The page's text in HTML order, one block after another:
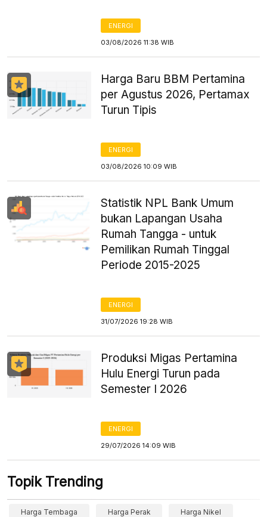
ENERGI
03/08/2026 11:38 WIB
Harga Baru BBM Pertamina
per Agustus 2026, Pertamax
Turun Tipis
ENERGI
03/08/2026 10:09 WIB
Statistik NPL Bank Umum
bukan Lapangan Usaha
Rumah Tangga - untuk
Pemilikan Rumah Tinggal
Periode 2015-2025
ENERGI
31/07/2026 19:28 WIB
Produksi Migas Pertamina
Hulu Energi Turun pada
Semester I 2026
ENERGI
29/07/2026 14:09 WIB
Topik Trending
Harga Tembaga Harga Perak Harga Nikel